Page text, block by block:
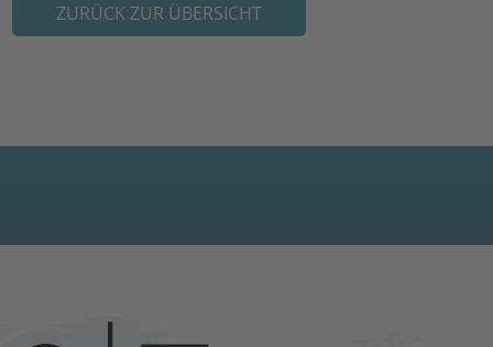
ZURÜCK ZUR ÜBERSICHT